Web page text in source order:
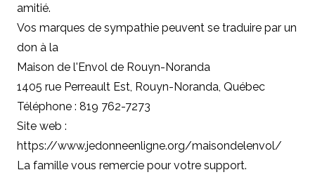
amitié.
Vos marques de sympathie peuvent se traduire par un
don à la
Maison de l'Envol de Rouyn-Noranda
1405 rue Perreault Est, Rouyn-Noranda, Québec
Téléphone : 819 762-7273
Site web :
https://www.jedonneenligne.org/maisondelenvol/
La famille vous remercie pour votre support.